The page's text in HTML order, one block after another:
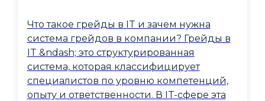
Что такое грейды в IT и зачем нужна
система грейдов в компании? Грейды в
IT &ndash; это структурированная
система, которая классифицирует
специалистов по уровню компетенций,
опыту и ответственности. В IT-сфере эта